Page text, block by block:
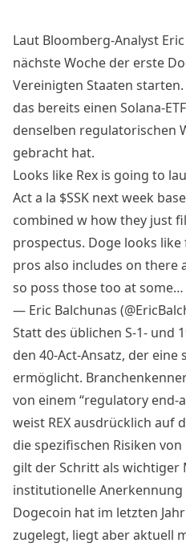
Laut Bloomberg-Analyst
nächste Woche der erste
Vereinigten Staaten starten.
das bereits einen Solana-
denselben regulatorischen
gebracht hat.
Looks like Rex is going to
Act a la $SSK next week
combined w how they just
prospectus. Doge looks
pros also includes on there
so poss those too at some…
— Eric Balchunas
Statt des üblichen S-1- und
den 40-Act-Ansatz, der eine
ermöglicht.
von einem “regulatory end-
weist REX ausdrücklich auf
die spezifischen Risiken
gilt der Schritt als wichtiger
institutionelle Anerkennung
Dogecoin hat im letzten
zugelegt, liegt aber aktuell